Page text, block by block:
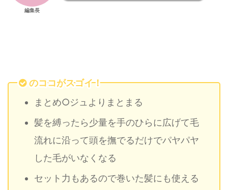
編集長
のココがスゴイ！
まとめ○ジュよりまとまる
髪を縛ったら少量を手のひらに広げて毛
流れに沿って頭を撫でるだけでパヤパヤ
した毛がいなくなる
セット力もあるので巻いた髪にも使える